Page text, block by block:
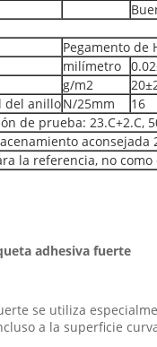
Pegamento de
milímetro
g/m2
del anilloN/25mm 16
de prueba: 23.C+2.C,
aconsejada
la referencia, no
adhesiva fuerte
se utiliza
a la superficie